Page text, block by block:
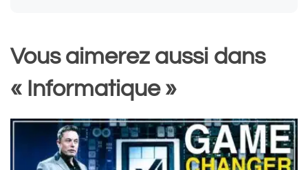
Vous aimerez aussi dans
« Informatique »